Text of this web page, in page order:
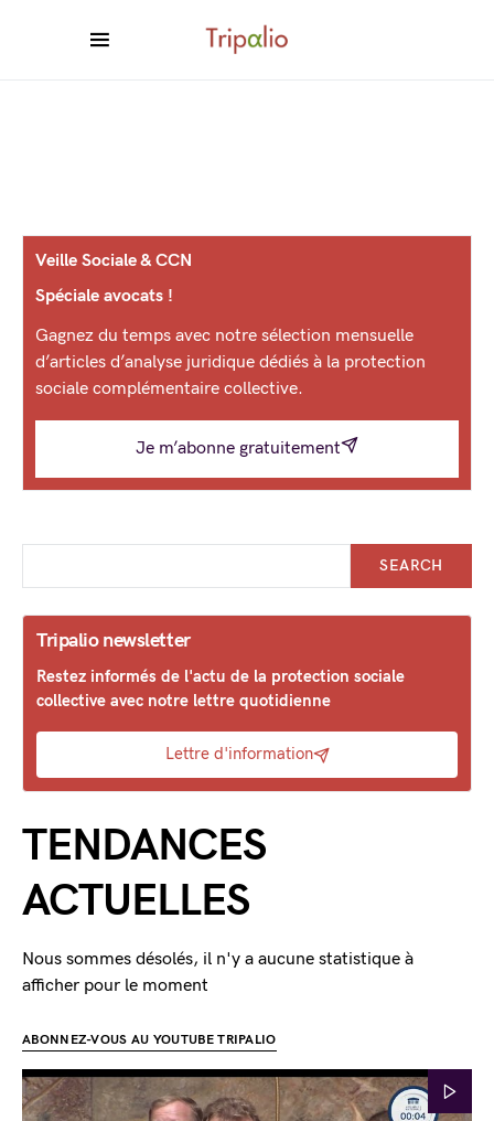
Veille Sociale & CCN
Spéciale avocats !
Gagnez du temps avec notre sélection mensuelle
d’articles d’analyse juridique dédiés à la protection
sociale complémentaire collective.
Je m’abonne gratuitement
SEARCH
Tripalio newsletter
Restez informés de l'actu de la protection sociale
collective avec notre lettre quotidienne
Lettre d'information
TENDANCES
ACTUELLES
Nous sommes désolés, il n'y a aucune statistique à
afficher pour le moment
ABONNEZ-VOUS AU YOUTUBE TRIPALIO